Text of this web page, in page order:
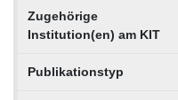
Zugehörige
Institution(en) am KIT
Publikationstyp